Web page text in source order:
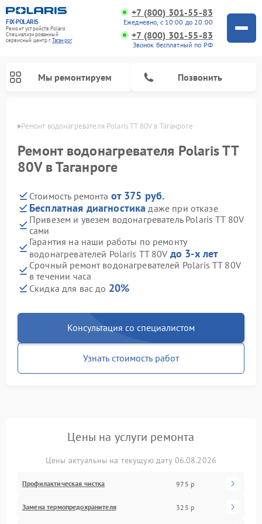
FIX-POLARIS
Ремонт устройств Polaris
Специализированный
cервисный центр г.Таганрог
+7 (800) 301-55-83
Ежедневно, с 10:00 до 20:00
+7 (800) 301-55-83
Звонок бесплатный по РФ
Мы ремонтируем Позвонить
Ремонт водонагревателя Polaris TT 80V в Таганроге
Ремонт водонагревателя Polaris TT
80V в Таганроге
Стоимость ремонта от 375 руб.
Бесплатная диагностика даже при отказе
Привезем и увезем водонагреватель Polaris TT 80V
сами
Гарантия на наши работы по ремонту
водонагревателей Polaris TT 80V до 3-х лет
Срочный ремонт водонагревателей Polaris TT 80V
в течении часа
Скидка для вас до 20%
Консультация со специалистом
Узнать стоимость работ
Цены на услуги ремонта
Цены актуальны на текущую дату 06.08.2026
Профилактическая чистка 975 р
Замена термопредохранителя 325 р